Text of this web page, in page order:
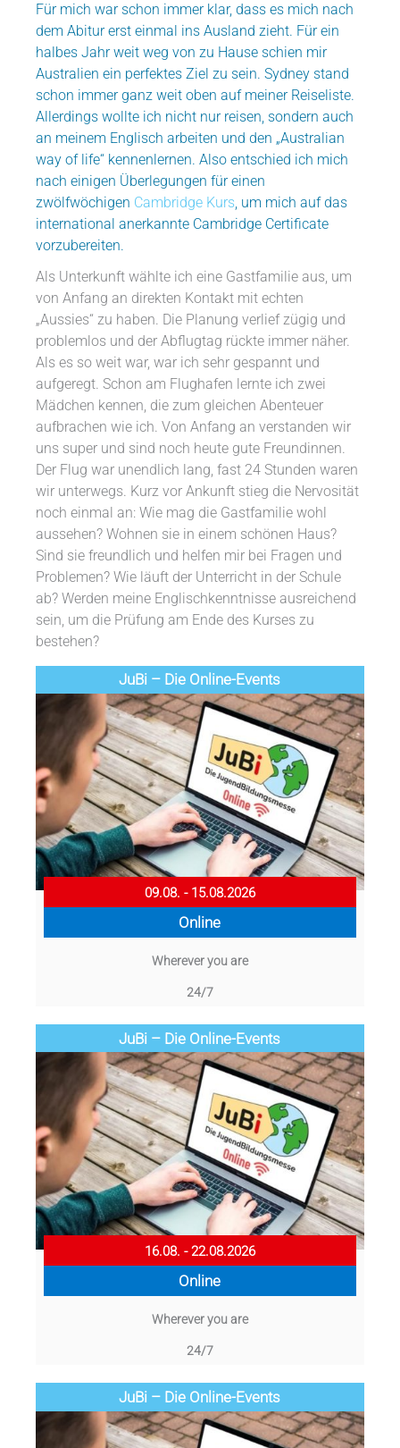
Für mich war schon immer klar, dass es mich nach
dem Abitur erst einmal ins Ausland zieht. Für ein
halbes Jahr weit weg von zu Hause schien mir
Australien ein perfektes Ziel zu sein. Sydney stand
schon immer ganz weit oben auf meiner Reiseliste.
Allerdings wollte ich nicht nur reisen, sondern auch
an meinem Englisch arbeiten und den „Australian
way of life“ kennenlernen. Also entschied ich mich
nach einigen Überlegungen für einen
zwölfwöchigen Cambridge Kurs, um mich auf das
international anerkannte Cambridge Certificate
vorzubereiten.
Als Unterkunft wählte ich eine Gastfamilie aus, um
von Anfang an direkten Kontakt mit echten
„Aussies“ zu haben. Die Planung verlief zügig und
problemlos und der Abflugtag rückte immer näher.
Als es so weit war, war ich sehr gespannt und
aufgeregt. Schon am Flughafen lernte ich zwei
Mädchen kennen, die zum gleichen Abenteuer
aufbrachen wie ich. Von Anfang an verstanden wir
uns super und sind noch heute gute Freundinnen.
Der Flug war unendlich lang, fast 24 Stunden waren
wir unterwegs. Kurz vor Ankunft stieg die Nervosität
noch einmal an: Wie mag die Gastfamilie wohl
aussehen? Wohnen sie in einem schönen Haus?
Sind sie freundlich und helfen mir bei Fragen und
Problemen? Wie läuft der Unterricht in der Schule
ab? Werden meine Englischkenntnisse ausreichend
sein, um die Prüfung am Ende des Kurses zu
bestehen?
JuBi – Die Online-Events
09.08. - 15.08.2026
Online
Wherever you are
24/7
JuBi – Die Online-Events
16.08. - 22.08.2026
Online
Wherever you are
24/7
JuBi – Die Online-Events